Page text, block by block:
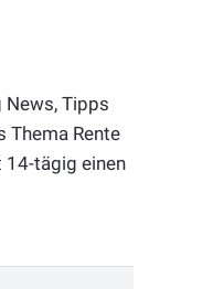
News, Tipps
Thema Rente
14-tägig einen